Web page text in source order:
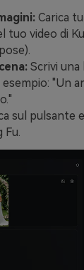
Carica
tuo video di
Scrivi una
"Un
sul pulsante
Fu.